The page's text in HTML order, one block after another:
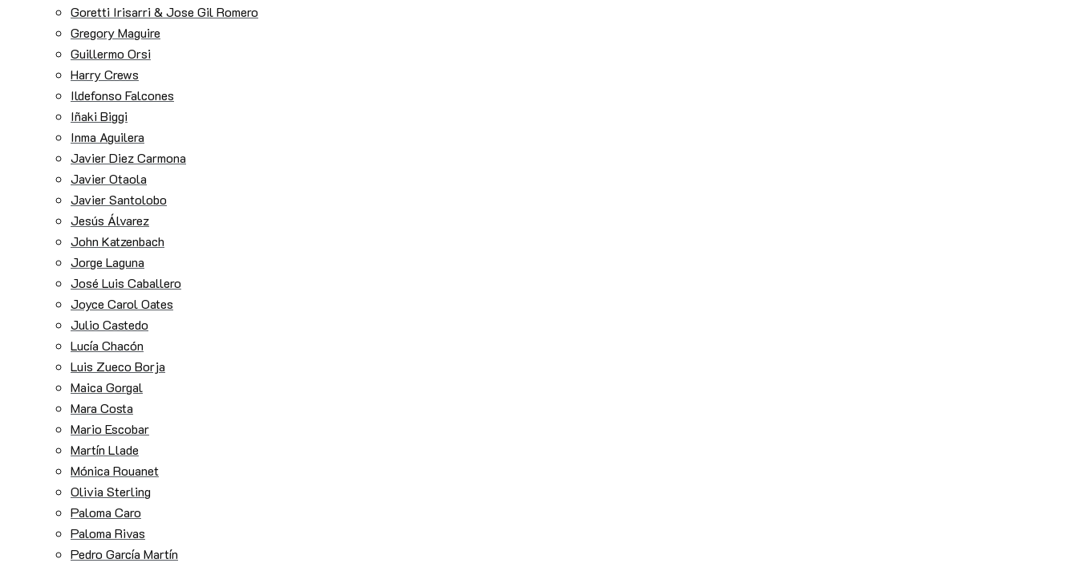
Goretti Irisarri & Jose Gil Romero
Gregory Maguire
Guillermo Orsi
Harry Crews
Ildefonso Falcones
Iñaki Biggi
Inma Aguilera
Javier Diez Carmona
Javier Otaola
Javier Santolobo
Jesús Álvarez
John Katzenbach
Jorge Laguna
José Luis Caballero
Joyce Carol Oates
Julio Castedo
Lucía Chacón
Luis Zueco Borja
Maica Gorgal
Mara Costa
Mario Escobar
Martín Llade
Mónica Rouanet
Olivia Sterling
Paloma Caro
Paloma Rivas
Pedro García Martín